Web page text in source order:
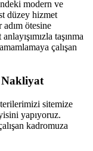
modern ve
düzey hizmet
ötesine
taşınma
çalışan
Nakliyat
sitemize
yapıyoruz.
kadromuza